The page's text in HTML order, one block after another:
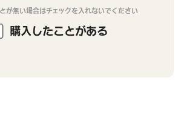
が無い場合はチェックを入れないでください
購入したことがある